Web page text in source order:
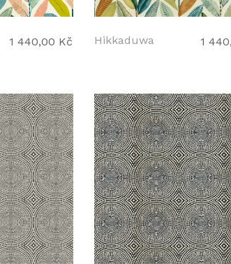
1 440,00 Kč Hikkaduwa 1